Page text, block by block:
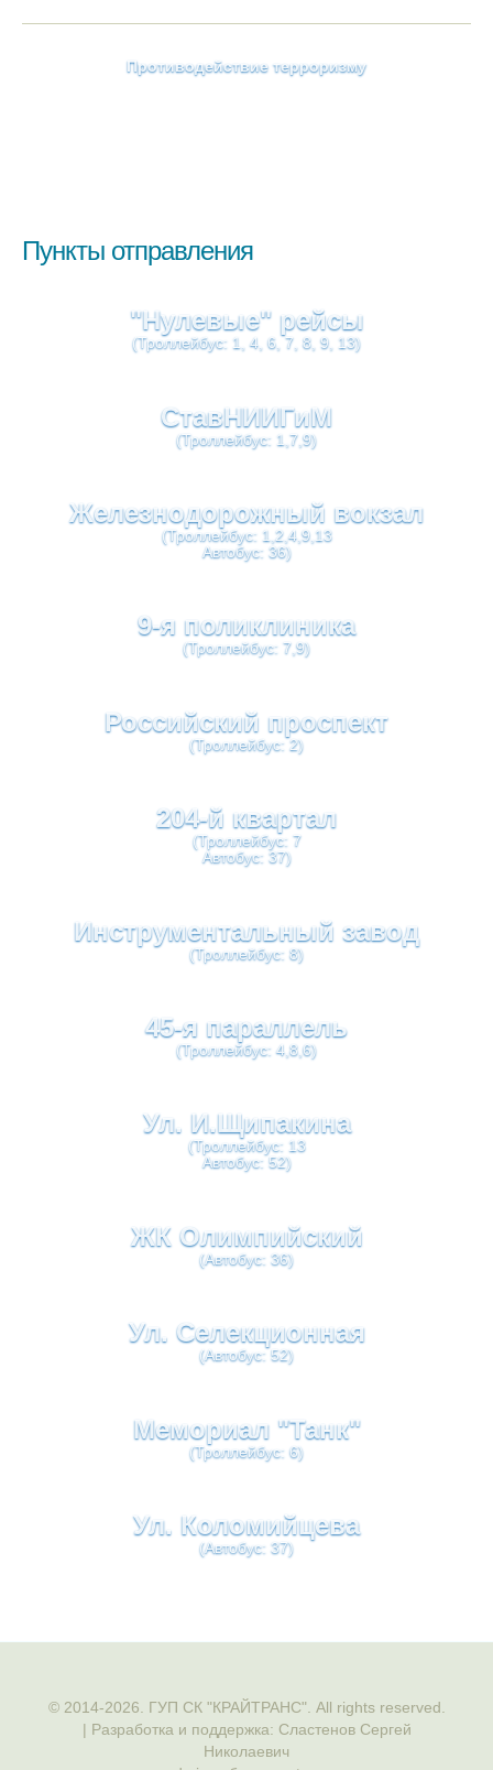
Противодействие терроризму
Пункты отправления
"Нулевые" рейсы
(Троллейбус: 1, 4, 6, 7, 8, 9, 13)
СтавНИИГиМ
(Троллейбус: 1,7,9)
Железнодорожный вокзал
(Троллейбус: 1,2,4,9,13
Автобус: 36)
9-я поликлиника
(Троллейбус: 7,9)
Российский проспект
(Троллейбус: 2)
204-й квартал
(Троллейбус: 7
Автобус: 37)
Инструментальный завод
(Троллейбус: 8)
45-я параллель
(Троллейбус: 4,8,6)
Ул. И.Щипакина
(Троллейбус: 13
Автобус: 52)
ЖК Олимпийский
(Автобус: 36)
Ул. Селекционная
(Автобус: 52)
Мемориал "Танк"
(Троллейбус: 6)
Ул. Коломийцева
(Автобус: 37)
© 2014-2026. ГУП СК "КРАЙТРАНС". All rights reserved.
| Разработка и поддержка: Сластенов Сергей
Николаевич